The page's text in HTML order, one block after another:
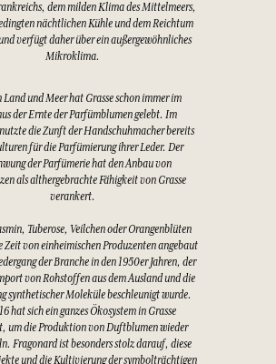
dem milden Klima des Mittelmeers,
nächtlichen Kühle und dem Reichtum
verfügt daher über ein außergewöhnliches
Mikroklima.
Land und Meer hat Grasse schon immer im
der Ernte der Parfümblumen gelebt. Im
die Zunft der Handschuhmacher bereits
für die Parfümierung ihrer Leder. Der
der Parfümerie hat den Anbau von
als althergebrachte Fähigkeit von Grasse
verankert.
Tuberose, Veilchen oder Orangenblüten
Zeit von einheimischen Produzenten angebaut
der Branche in den 1950er Jahren, der
von Rohstoffen aus dem Ausland und die
synthetischer Moleküle beschleunigt wurde.
hat sich ein ganzes Ökosystem in Grasse
um die Produktion von Duftblumen wieder
Fragonard ist besonders stolz darauf, diese
und die Kultivierung der symbolträchtigen